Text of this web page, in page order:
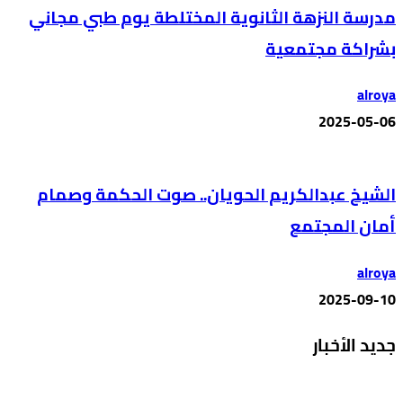
مدرسة النزهة الثانوية المختلطة يوم طبي مجاني
بشراكة مجتمعية
alroya
2025-05-06
الشيخ عبدالكريم الحويان.. صوت الحكمة وصمام
أمان المجتمع
alroya
2025-09-10
جديد الأخبار